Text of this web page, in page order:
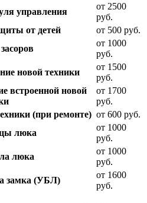
управления
от 2500
руб.
от детей
от 500 руб.
от 1000
руб.
новой техники
от 1500
руб.
встроенной новой
от 1700
руб.
(при ремонте) от 600 руб.
люка
от 1000
руб.
люка
от 1000
руб.
замка (УБЛ)
от 1600
руб.